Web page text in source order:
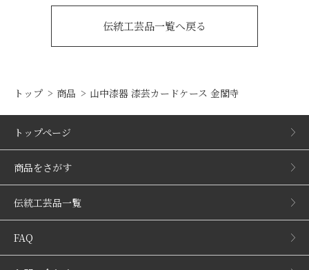
伝統工芸品一覧へ戻る
トップ 商品 山中漆器 漆芸カードケース 金閣寺
トップページ
商品をさがす
伝統工芸品一覧
FAQ